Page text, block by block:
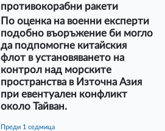
противокорабни ракети
По оценка на военни експерти
подобно въоръжение би могло
да подпомогне китайския
флот в установяването на
контрол над морските
пространства в Източна Азия
при евентуален конфликт
около Тайван.
преди 1 седмица